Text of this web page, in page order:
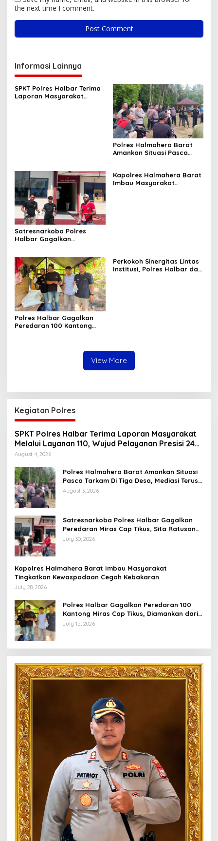
the next time I comment.
Informasi Lainnya
SPKT Polres Halbar Terima
Laporan Masyarakat
Polres Halmahera Barat
Amankan Situasi Pasca
Satresnarkoba Polres
Halbar Gagalkan
Barang Bukti
Kapolres Halmahera Barat
Imbau Masyarakat
Polres Halbar Gagalkan
Peredaran 100 Kantong
Perkokoh Sinergitas Lintas
Institusi, Polres Halbar dan
View More
Kegiatan Polres
SPKT Polres Halbar Terima Laporan Masyarakat
Melalui Layanan 110, Wujud Pelayanan Presisi 24
Jam
August 4, 2026
Polres Halmahera Barat Amankan Situasi
Pasca Tarkam Di Tiga Desa, Mediasi Terus
Dilakukan
August 3, 2026
Satresnarkoba Polres Halbar Gagalkan
Peredaran Miras Cap Tikus, Sita Ratusan
Kantong Barang Bukti
July 30, 2026
Kapolres Halmahera Barat Imbau Masyarakat
Tingkatkan Kewaspadaan Cegah Kebakaran
July 28, 2026
Polres Halbar Gagalkan Peredaran 100
Kantong Miras Cap Tikus, Diamankan dari
Perkebunan Desa Tosoa
July 15, 2026